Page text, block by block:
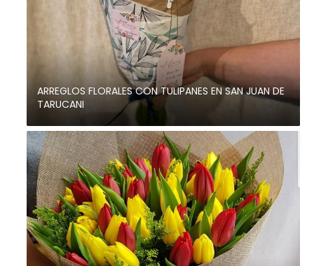
ARREGLOS FLORALES CON TULIPANES EN SAN JUAN DE
TARUCANI